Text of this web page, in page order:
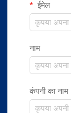
ईमेल
नाम
कंपनी का नाम